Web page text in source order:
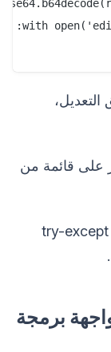
على قائمة من
تعامل مع الأخطاء برشاقة باستخدام كتل try-except
برمجة